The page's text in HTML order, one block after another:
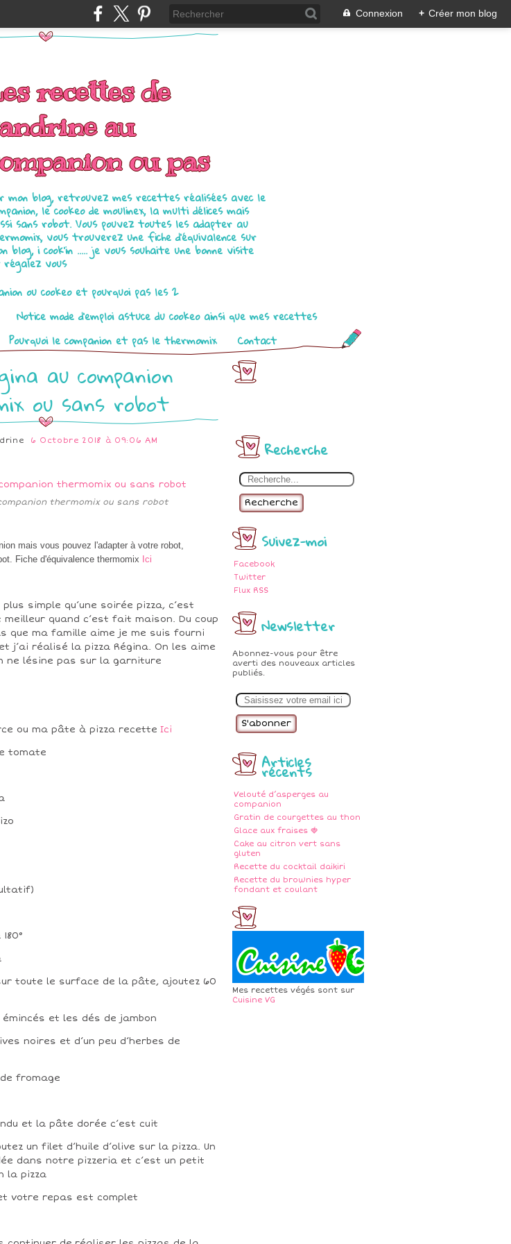
Connexion + Créer mon blog
recettes de
au
ou pas
mon blog, retrouvez mes recettes réalisées avec le
le cookeo de moulinex, la multi délices mais
sans robot. Vous pouvez toutes les adapter au
vous trouverez une fiche d'équivalence sur
blog, i cook'in ..... je vous souhaite une bonne visite
vous
ou cookeo et pourquoi pas les 2
Notice mode d’emploi astuce du cookeo ainsi que mes recettes
Pourquoi le companion et pas le thermomix Contact
Recherche
Recherche
Suivez-moi
Facebook
Twitter
Flux RSS
Newsletter
Abonnez-vous pour être
averti des nouveaux articles
publiés.
m
Articles
récents
Velouté d’asperges au
companion
Gratin de courgettes au thon
Glace aux fraises 🍓
Cake au citron vert sans
gluten
Recette du cocktail daikiri
Recette du brownies hyper
fondant et coulant
Mes recettes végés sont sur
Cuisine VG
au companion
ou sans robot
6 Octobre 2018 à 09:06 AM
thermomix ou sans robot
mais vous pouvez l'adapter à votre robot,
Fiche d'équivalence thermomix
Ici
simple qu’une soirée pizza, c’est
quand c’est fait maison. Du coup
que ma famille aime je me suis fourni
j’ai réalisé la pizza Régina. On les aime
ne lésine pas sur la garniture
ou ma pâte à pizza recette Ici
tomate
toute le surface de la pâte, ajoutez 60
et les dés de jambon
noires et d’un peu d’herbes de
fromage
et la pâte dorée c’est cuit
un filet d’huile d’olive sur la pizza. Un
dans notre pizzeria et c’est un petit
la pizza
votre repas est complet